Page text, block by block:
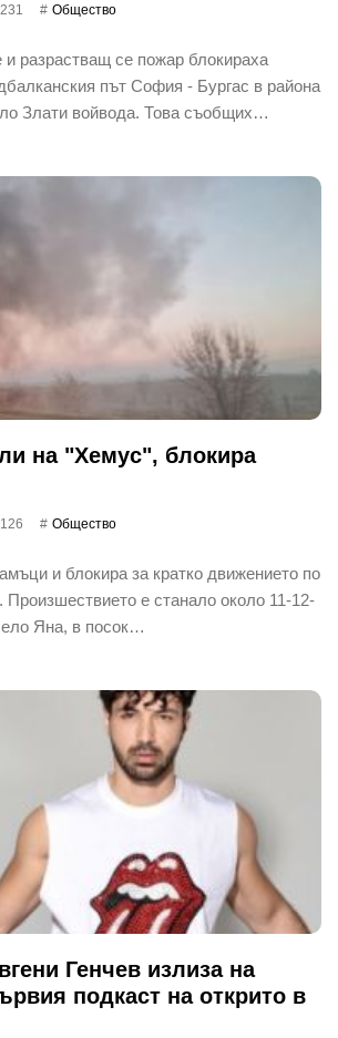
231 Общество
разрастващ се пожар блокираха
път София - Бургас в района
Злати войвода. Това съобщих…
на "Хемус", блокира
126 Общество
и блокира за кратко движението по
Произшествието е станало около 11-12-
Яна, в посок…
Генчев излиза на
подкаст на открито в